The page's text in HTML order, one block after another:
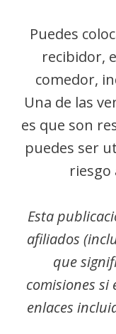
Puedes
recibidor,
comedor,
Una de las
es que son
puedes ser
riesgo
Esta
afiliados
que
comisiones si
enlaces